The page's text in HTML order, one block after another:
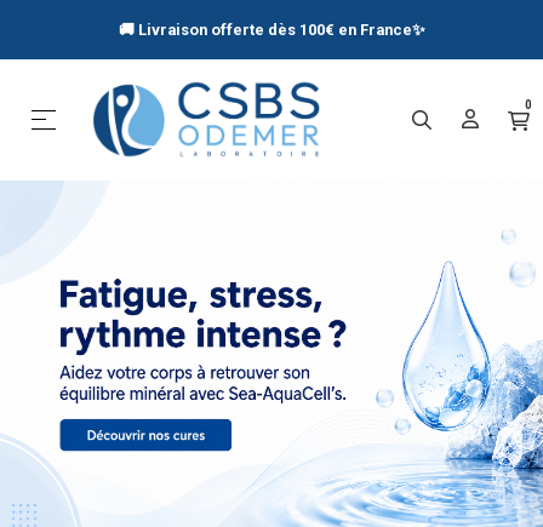
🚚 Livraison offerte dès 100€ en France✨
Basculer la navigation
☰
0